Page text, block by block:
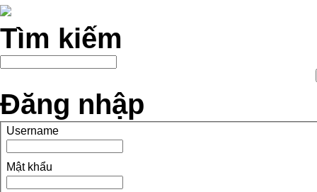
Tìm kiếm
Đăng nhập
Username
Mật khẩu